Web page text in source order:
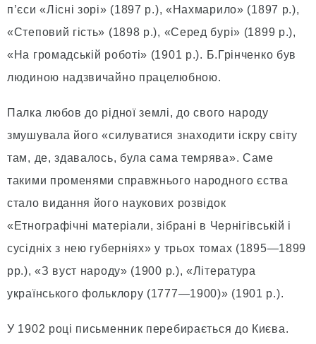
п’єси «Лісні зорі» (1897 р.), «Нахмарило» (1897 р.),
«Степовий гість» (1898 р.), «Серед бурі» (1899 р.),
«На громадській роботі» (1901 р.). Б.Грінченко був
людиною надзвичайно працелюбною.
Палка любов до рідної землі, до свого народу
змушувала його «силуватися знаходити іскру світу
там, де, здавалось, була сама темрява». Саме
такими променями справжнього народного єства
стало видання його наукових розвідок
«Етнографічні матеріали, зібрані в Чернігівській і
сусідніх з нею губерніях» у трьох томах (1895—1899
рр.), «З вуст народу» (1900 р.), «Література
українського фольклору (1777—1900)» (1901 р.).
У 1902 році письменник перебирається до Києва.